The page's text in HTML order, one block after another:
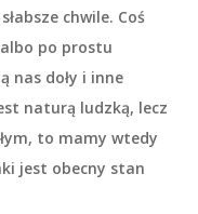
chwile. Coś
po prostu
nas doły i inne
naturą ludzką, lecz
to mamy wtedy
jest obecny stan